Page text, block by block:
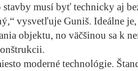
musí byť technicky aj
vysvetľuje Guniš. Ideálne je,
objektu, no väčšinou sa k
moderné technológie.